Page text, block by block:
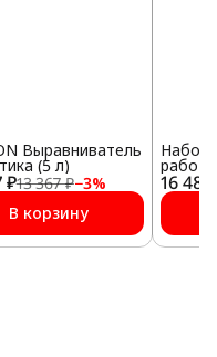
₽13 367 ₽−3%
Выравниватель
(5 л)
В корзину
16 485
Набор
работы